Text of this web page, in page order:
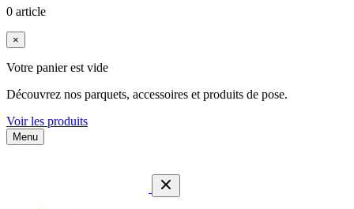
0 article
×
Votre panier est vide
Découvrez nos parquets, accessoires et produits de pose.
Voir les produits
Menu